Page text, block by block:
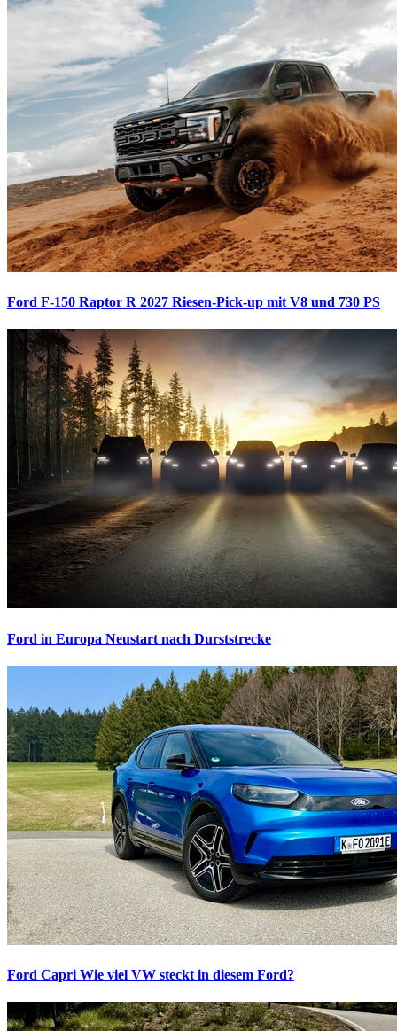
Ford F-150 Raptor R 2027 Riesen-Pick-up mit V8 und 730 PS
Ford in Europa Neustart nach Durststrecke
Ford Capri Wie viel VW steckt in diesem Ford?